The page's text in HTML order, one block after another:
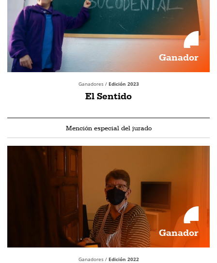
Ganador
Ganadores / Edición 2023
El Sentido
Mención especial del jurado
Ganador
Ganadores / Edición 2022